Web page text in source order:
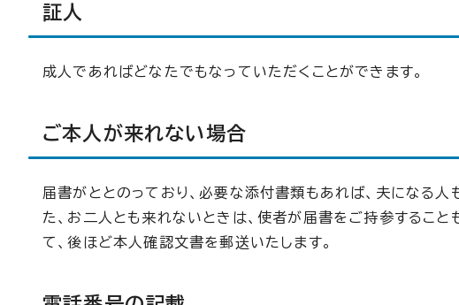
証人
成人であればどなたでもなっていただくことができます。
ご本人が来れない場合
届書がととのっており、必要な添付書類もあれば、夫になる
た、お二人とも来れないときは、使者が届書をご持参するこ
て、後ほど本人確認文書を郵送いたします。